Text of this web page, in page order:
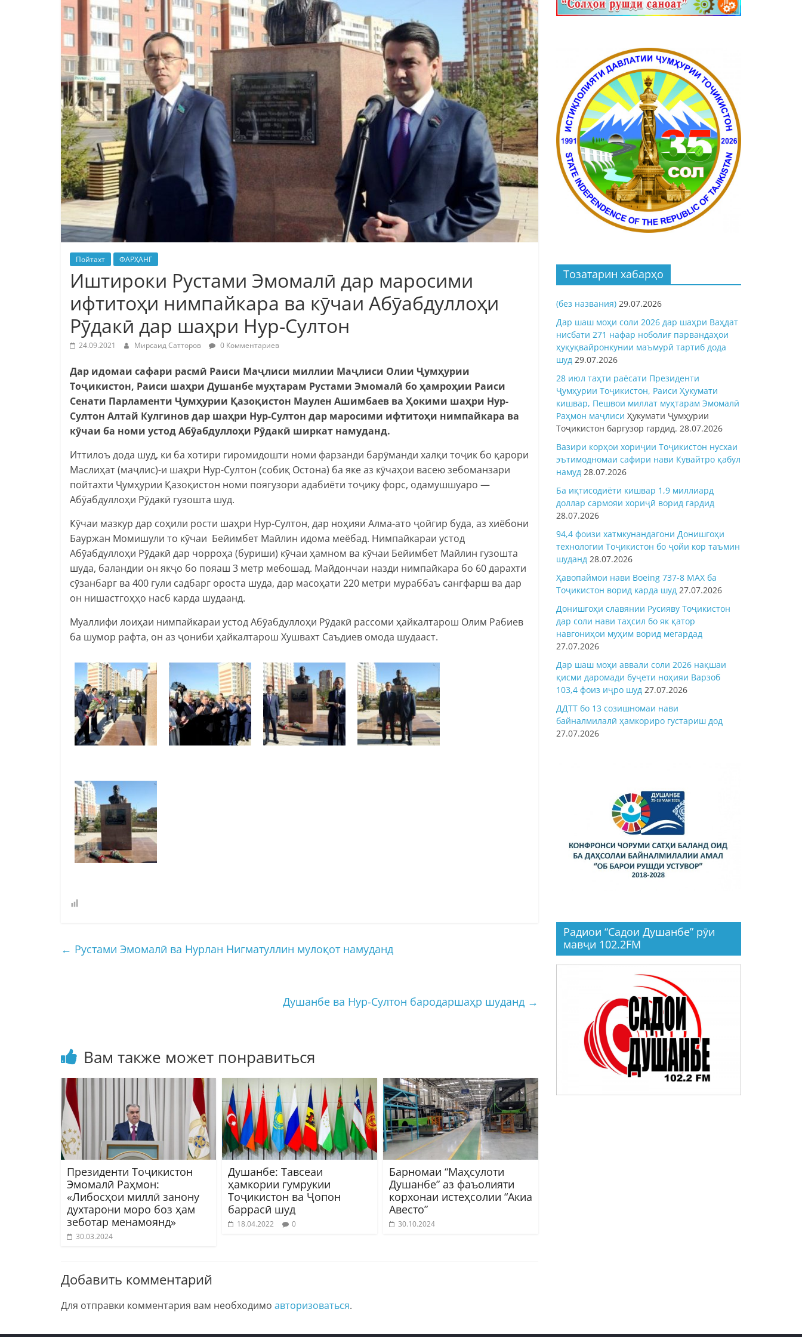
Пойтахт ФАРҲАНГ
Иштироки Рустами Эмомалӣ дар маросими
ифтитоҳи нимпайкара ва кӯчаи Абӯабдуллоҳи
Рӯдакӣ дар шаҳри Нур-Султон
24.09.2021 Мирсаид Сатторов 0 Комментариев
Дар идомаи сафари расмӣ Раиси Маҷлиси миллии Маҷлиси Олии Ҷумҳурии
Тоҷикистон, Раиси шаҳри Душанбе муҳтарам Рустами Эмомалӣ бо ҳамроҳии Раиси
Сенати Парламенти Ҷумҳурии Қазоқистон Маулен Ашимбаев ва Ҳокими шаҳри Нур-
Султон Алтай Кулгинов дар шаҳри Нур-Султон дар маросими ифтитоҳи нимпайкара ва
кӯчаи ба номи устод Абӯабдуллоҳи Рӯдакӣ ширкат намуданд.
Иттилоъ дода шуд, ки ба хотири гиромидошти номи фарзанди барӯманди халқи тоҷик бо қарори
Маслиҳат (маҷлис)-и шаҳри Нур-Султон (собиқ Остона) ба яке аз кӯчаҳои васею зебоманзари
пойтахти Ҷумҳурии Қазоқистон номи поягузори адабиёти тоҷику форс, одамушшуаро —
Абӯабдуллоҳи Рӯдакӣ гузошта шуд.
Кӯчаи мазкур дар соҳили рости шаҳри Нур-Султон, дар ноҳияи Алма-ато ҷойгир буда, аз хиёбони
Бауржан Момишули то кӯчаи Бейимбет Майлин идома меёбад. Нимпайкараи устод
Абӯабдуллоҳи Рӯдакӣ дар чорроҳа (буриши) кӯчаи ҳамном ва кӯчаи Бейимбет Майлин гузошта
шуда, баландии он якҷо бо пояаш 3 метр мебошад. Майдончаи назди нимпайкара бо 60 дарахти
сӯзанбарг ва 400 гули садбарг ороста шуда, дар масоҳати 220 метри мураббаъ сангфарш ва дар
он нишастгоҳҳо насб карда шудаанд.
Муаллифи лоиҳаи нимпайкараи устод Абӯабдуллоҳи Рӯдакӣ рассоми ҳайкалтарош Олим Рабиев
ба шумор рафта, он аз ҷониби ҳайкалтарош Хушвахт Саъдиев омода шудааст.
← Рустами Эмомалӣ ва Нурлан Нигматуллин мулоқот намуданд
Душанбе ва Нур-Султон бародаршаҳр шуданд →
Вам также может понравиться
Президенти Тоҷикистон
Эмомалӣ Раҳмон:
«Либосҳои миллӣ занону
духтарони моро боз ҳам
зеботар менамоянд»
30.03.2024
Душанбе: Тавсеаи
ҳамкории гумрукии
Тоҷикистон ва Ҷопон
баррасӣ шуд
18.04.2022 0
Барномаи “Маҳсулоти
Душанбе” аз фаъолияти
корхонаи истеҳсолии “Акиа
Авесто”
30.10.2024
Добавить комментарий
Для отправки комментария вам необходимо авторизоваться.
Тозатарин хабарҳо
(без названия) 29.07.2026
Дар шаш моҳи соли 2026 дар шаҳри Ваҳдат
нисбати 271 нафар ноболиғ парвандаҳои
ҳуқуқвайронкунии маъмурӣ тартиб дода
шуд 29.07.2026
28 июл таҳти раёсати Президенти
Ҷумҳурии Тоҷикистон, Раиси Ҳукумати
кишвар, Пешвои миллат муҳтарам Эмомалӣ
Раҳмон маҷлиси Ҳукумати Ҷумҳурии
Тоҷикистон баргузор гардид. 28.07.2026
Вазири корҳои хориҷии Тоҷикистон нусхаи
эътимодномаи сафири нави Кувайтро қабул
намуд 28.07.2026
Ба иқтисодиёти кишвар 1,9 миллиард
доллар сармояи хориҷӣ ворид гардид
28.07.2026
94,4 фоизи хатмкунандагони Донишгоҳи
технологии Тоҷикистон бо ҷойи кор таъмин
шуданд 28.07.2026
Ҳавопаймои нави Boeing 737-8 MAX ба
Тоҷикистон ворид карда шуд 27.07.2026
Донишгоҳи славянии Русияву Тоҷикистон
дар соли нави таҳсил бо як қатор
навгониҳои муҳим ворид мегардад
27.07.2026
Дар шаш моҳи аввали соли 2026 нақшаи
қисми даромади буҷети ноҳияи Варзоб
103,4 фоиз иҷро шуд 27.07.2026
ДДТТ бо 13 созишномаи нави
байналмилалӣ ҳамкориро густариш дод
27.07.2026
Радиои “Садои Душанбе” рӯи
мавҷи 102.2FM